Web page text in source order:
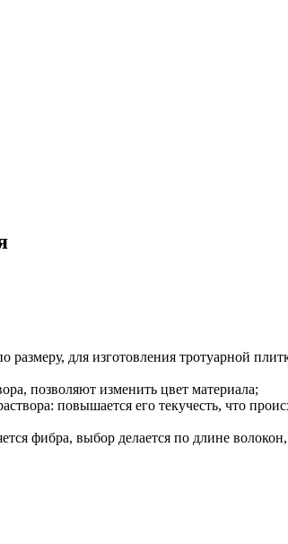
для изготовления тротуарной
позволяют изменить цвет материала;
повышается его текучесть, что
фибра, выбор делается по длине